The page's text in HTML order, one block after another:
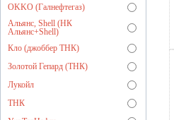
OKKO (Галнефтегаз)
Альянс, Shell (НК
Альянс+Shell)
Кло (джоббер ТНК)
Золотой Гепард (ТНК)
Лукойл
ТНК